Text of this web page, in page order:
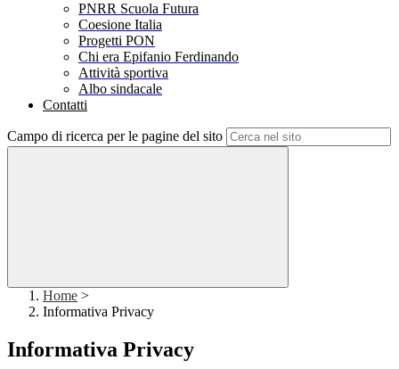
PNRR Scuola Futura
Coesione Italia
Progetti PON
Chi era Epifanio Ferdinando
Attività sportiva
Albo sindacale
Contatti
Campo di ricerca per le pagine del sito
Home >
Informativa Privacy
Informativa Privacy